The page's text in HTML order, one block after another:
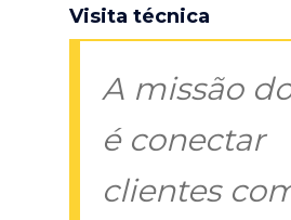
Visita técnica
A missão
é conectar
clientes